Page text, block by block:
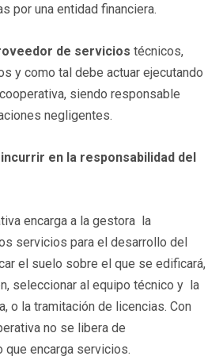
por una entidad financiera.
de servicios técnicos,
y como tal debe actuar ejecutando
siendo responsable
negligentes.
en la responsabilidad del
encarga a la gestora la
servicios para el desarrollo del
el suelo sobre el que se edificará,
seleccionar al equipo técnico y la
o la tramitación de licencias. Con
no se libera de
encarga servicios.